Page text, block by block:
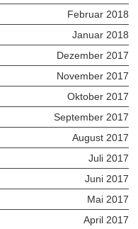
Februar 2018
Januar 2018
Dezember 2017
November 2017
Oktober 2017
September 2017
August 2017
Juli 2017
Juni 2017
Mai 2017
April 2017